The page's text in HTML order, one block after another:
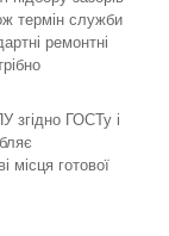
термін служби
ремонтні
згідно ГОСТу і
місця готової